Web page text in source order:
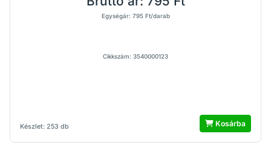
Készlet: 253 db
Egységár: 795 Ft/darab
Cikkszám: 3540000123
Kosárba